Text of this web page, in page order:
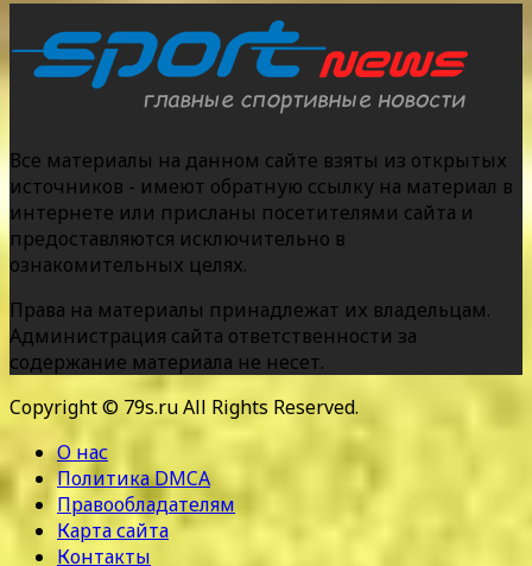
Все материалы на данном сайте взяты из открытых
источников - имеют обратную ссылку на материал в
интернете или присланы посетителями сайта и
предоставляются исключительно в
ознакомительных целях.
Права на материалы принадлежат их владельцам.
Администрация сайта ответственности за
содержание материала не несет.
Copyright © 79s.ru All Rights Reserved.
О нас
Политика DMCA
Правообладателям
Карта сайта
Контакты